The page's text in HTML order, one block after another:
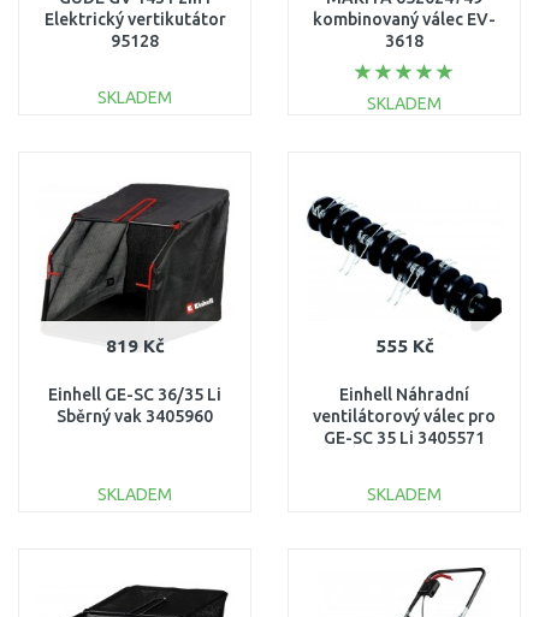
Elektrický vertikutátor
95128
SKLADEM
Porovnat
kombinovaný válec EV-
3618
SKLADEM
819 Kč
Einhell GE-SC 36/35 Li
Sběrný vak 3405960
SKLADEM
Porovnat
555 Kč
Einhell Náhradní
ventilátorový válec pro
GE-SC 35 Li 3405571
SKLADEM
Porovnat